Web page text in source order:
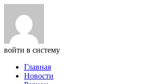
войти в систему
Главная
Новости